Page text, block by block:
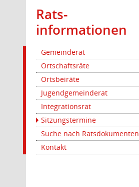
Rats­
informationen
Gemeinderat
Ortschaftsräte
Ortsbeiräte
Jugendgemeinderat
Integrationsrat
Sitzungstermine
Suche nach Ratsdokumenten
Kontakt